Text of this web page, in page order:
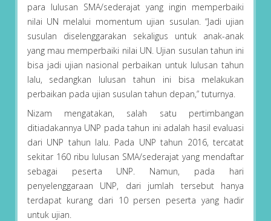
para lulusan SMA/sederajat yang ingin memperbaiki
nilai UN melalui momentum ujian susulan. “Jadi ujian
susulan diselenggarakan sekaligus untuk anak-anak
yang mau memperbaiki nilai UN. Ujian susulan tahun ini
bisa jadi ujian nasional perbaikan untuk lulusan tahun
lalu, sedangkan lulusan tahun ini bisa melakukan
perbaikan pada ujian susulan tahun depan,” tuturnya.
Nizam mengatakan, salah satu pertimbangan
ditiadakannya UNP pada tahun ini adalah hasil evaluasi
dari UNP tahun lalu. Pada UNP tahun 2016, tercatat
sekitar 160 ribu lulusan SMA/sederajat yang mendaftar
sebagai peserta UNP. Namun, pada hari
penyelenggaraan UNP, dari jumlah tersebut hanya
terdapat kurang dari 10 persen peserta yang hadir
untuk ujian.